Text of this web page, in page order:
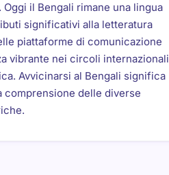
il Bengali rimane una lingua
significativi alla letteratura
piattaforme di comunicazione
vibrante nei circoli internazionali
Avvicinarsi al Bengali significa
comprensione delle diverse